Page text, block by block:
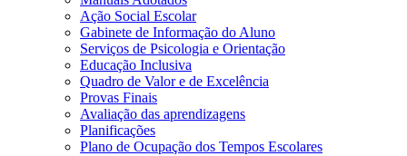
Ação Social Escolar
Gabinete de Informação do Aluno
Serviços de Psicologia e Orientação
Educação Inclusiva
Quadro de Valor e de Excelência
Provas Finais
Avaliação das aprendizagens
Planificações
Plano de Ocupação dos Tempos Escolares